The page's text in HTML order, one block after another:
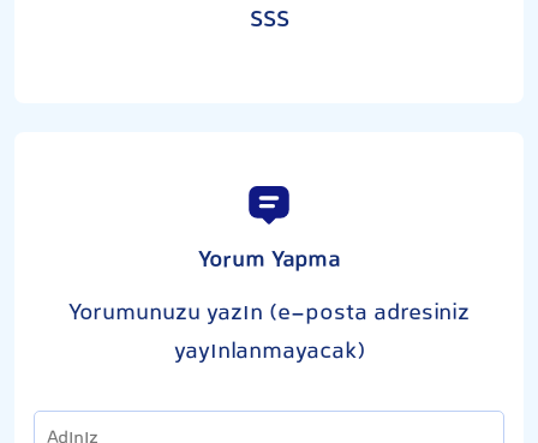
SSS
Yorum Yapma
Yorumunuzu yazın (e-posta adresiniz
yayınlanmayacak)